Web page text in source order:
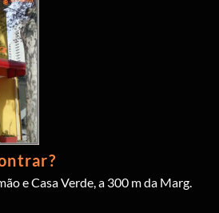
e Casa Verde, a 300 m da Marg.